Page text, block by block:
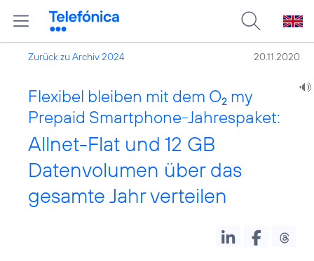
Zurück zu Archiv 2024 20.11.2020
Flexibel bleiben mit dem O2 my
Prepaid Smartphone-Jahrespaket:
Allnet-Flat und 12 GB
Datenvolumen über das
gesamte Jahr verteilen